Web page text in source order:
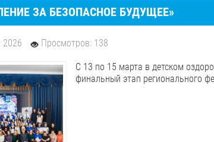
ЗА БЕЗОПАСНОЕ БУДУЩЕЕ»
2026 Просмотров: 138
С 13 по 15 марта в детском
финальный этап регионального